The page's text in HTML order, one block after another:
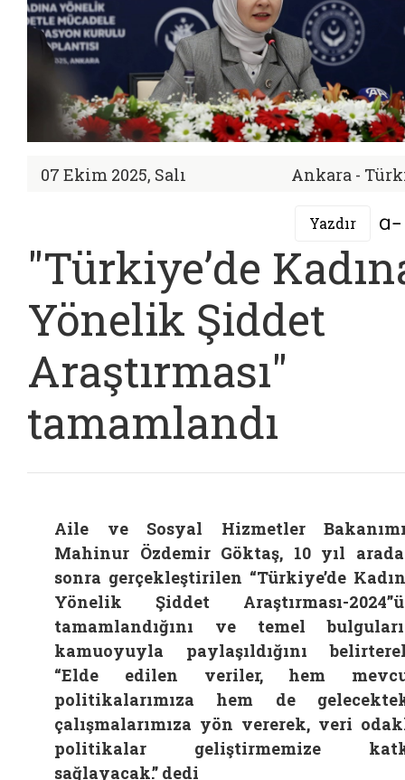
07 Ekim 2025, Salı Ankara -
Yazdır
"Türkiye’de
Yönelik Şiddet
Araştırması"
tamamlandı
Aile ve Sosyal Hizmetler
Mahinur Özdemir Göktaş, 10 yıl
sonra gerçekleştirilen “Türkiye’de
Yönelik Şiddet Araştırması-
tamamlandığını ve temel
kamuoyuyla paylaşıldığını
“Elde edilen veriler, hem
politikalarımıza hem de
çalışmalarımıza yön vererek, veri
politikalar geliştirmemize
sağlayacak.” dedi